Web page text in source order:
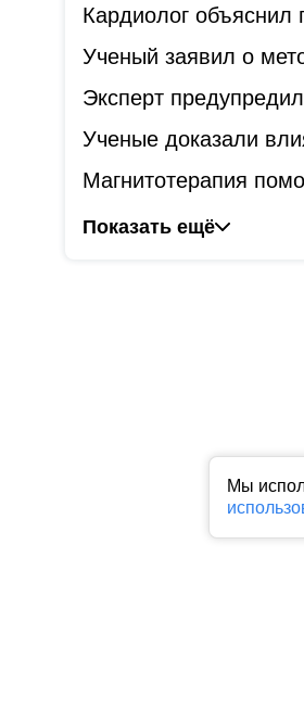
Мы
Кардиолог объяснил
Ученый заявил о
Эксперт
Ученые доказали
Магнитотерапия
Показать ещё